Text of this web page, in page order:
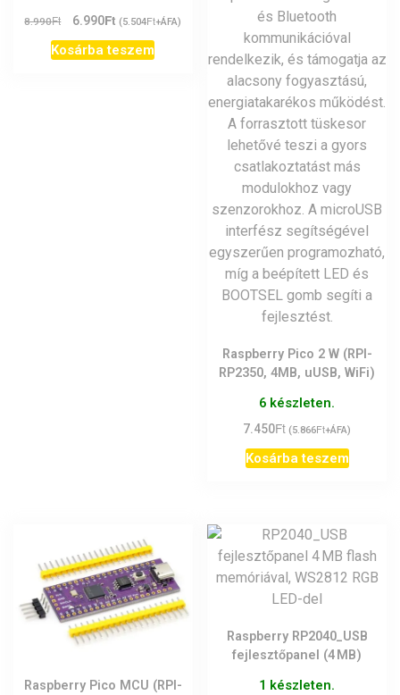
8.990Ft
Original
price
was:
6.990Ft Current
price
is:
(5.504Ft+ÁFA)
Kosárba teszem
Raspberry Pico 2 W (RPI-
RP2350, 4MB, uUSB, WiFi)
6 készleten.
7.450Ft (5.866Ft+ÁFA)
Kosárba teszem
Raspberry Pico MCU (RPI-
Raspberry RP2040_USB
fejlesztőpanel (4 MB)
1 készleten.